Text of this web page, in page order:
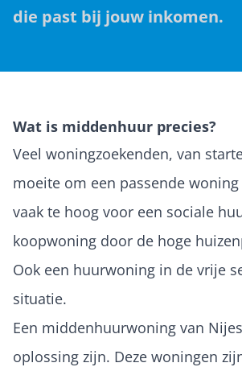
die past bij jouw inkomen.
Wat is middenhuur precies?
Veel woningzoekenden, van
moeite om een passende
vaak te hoog voor een sociale
koopwoning door de hoge
Ook een huurwoning in de vrije
situatie.
Een middenhuurwoning van
oplossing zijn. Deze woningen